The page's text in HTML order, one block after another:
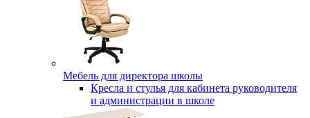
Мебель для директора школы
Кресла и стулья для кабинета руководителя
и администрации в школе